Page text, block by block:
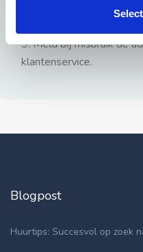
3: Meld bij misbruik de
klantenservice.
Blogpost
Huurtips: Succesvol op zoek